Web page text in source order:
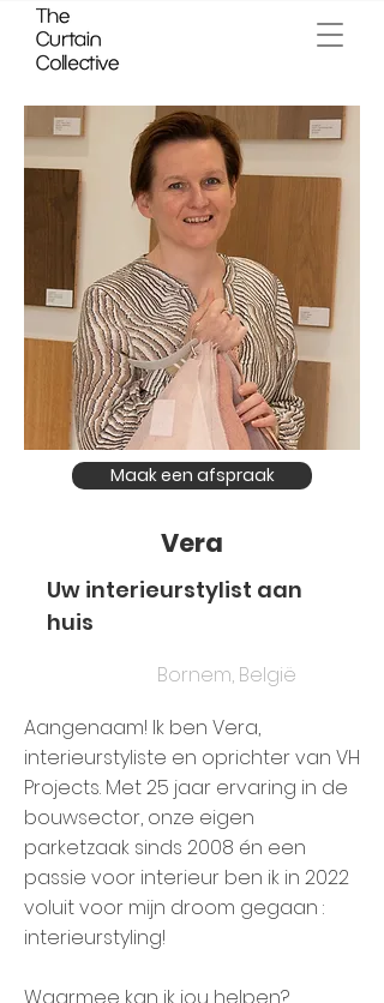
Maak een afspraak
Vera
Uw interieurstylist aan
huis
Bornem, België
Aangenaam! Ik ben Vera,
interieurstyliste en oprichter van VH
Projects. Met 25 jaar ervaring in de
bouwsector, onze eigen
parketzaak sinds 2008 én een
passie voor interieur ben ik in 2022
voluit voor mijn droom gegaan :
interieurstyling!